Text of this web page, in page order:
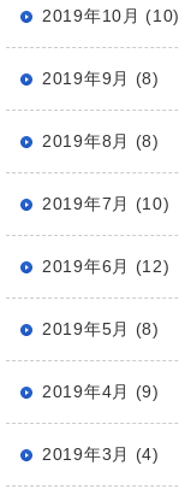
2019年10月 (10)
2019年9月 (8)
2019年8月 (8)
2019年7月 (10)
2019年6月 (12)
2019年5月 (8)
2019年4月 (9)
2019年3月 (4)